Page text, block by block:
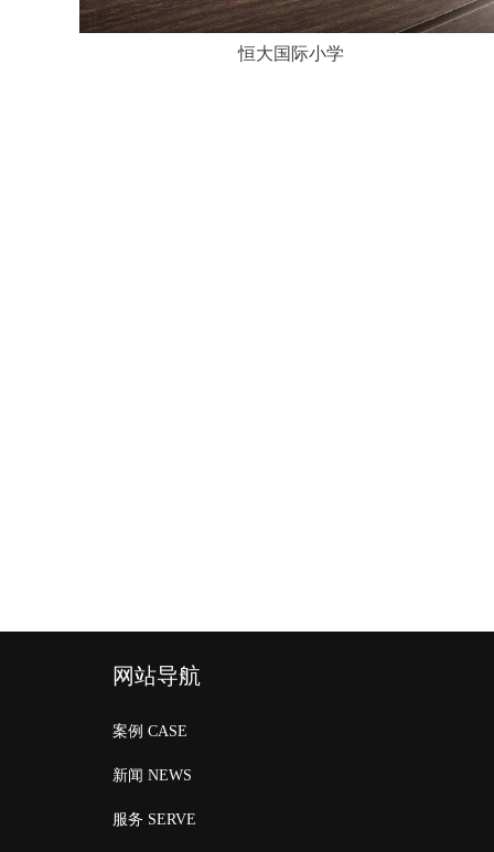
恒大国际小学
案例 CASE
新闻 NEWS
服务 SERVE
网站导航